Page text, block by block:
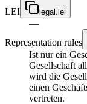
LEI legal.lei
—
Representation rules
Ist nur ein
Gesellschaft
wird die
einen
vertreten.